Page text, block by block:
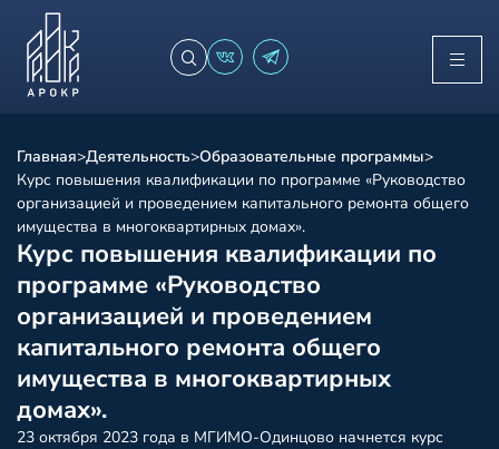
Главная>Деятельность>Образовательные программы>
Курс повышения квалификации по программе «Руководство
организацией и проведением капитального ремонта общего
имущества в многоквартирных домах».
Курс повышения квалификации по
программе «Руководство
организацией и проведением
капитального ремонта общего
имущества в многоквартирных
домах».
23 октября 2023 года в МГИМО-Одинцово начнется курс